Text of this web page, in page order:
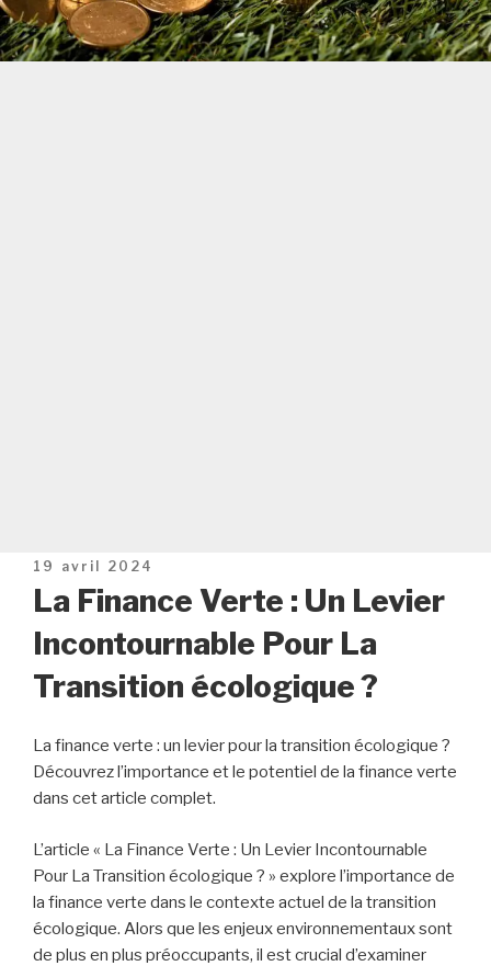
Publié
le
19 avril 2024
La Finance Verte : Un Levier
Incontournable Pour La
Transition écologique ?
La finance verte : un levier pour la transition écologique ?
Découvrez l’importance et le potentiel de la finance verte
dans cet article complet.
L’article « La Finance Verte : Un Levier Incontournable
Pour La Transition écologique ? » explore l’importance de
la finance verte dans le contexte actuel de la transition
écologique. Alors que les enjeux environnementaux sont
de plus en plus préoccupants, il est crucial d’examiner